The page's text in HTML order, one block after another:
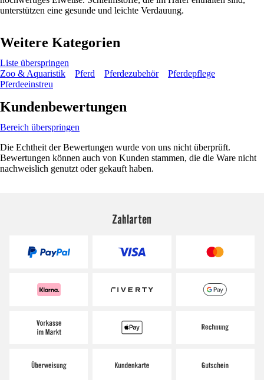
unterstützen eine gesunde und leichte Verdauung.
Weitere Kategorien
Liste überspringen
Zoo & Aquaristik
Pferd Pferdezubehör
Pferdepflege
Pferdeeinstreu
Kundenbewertungen
Bereich überspringen
Die Echtheit der Bewertungen wurde von uns nicht überprüft.
Bewertungen können auch von Kunden stammen, die die Ware nicht
nachweislich genutzt oder gekauft haben.
Zahlarten